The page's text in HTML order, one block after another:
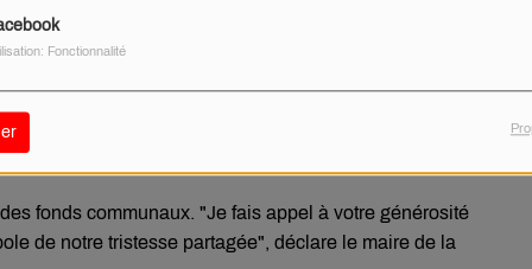
Fonctionnalité
et respectueux pour permettre à chacun de se
un mémorial, un lieu simple et sobre, à quelques
un post sur Facebook. Ce monument, selon ses
et la solidarité de toute une communauté meurtrie.
se souvenir et lui rendre hommage », poursuit le
fonds communaux. "Je fais appel à votre générosité
de notre tristesse partagée", déclare le maire de la